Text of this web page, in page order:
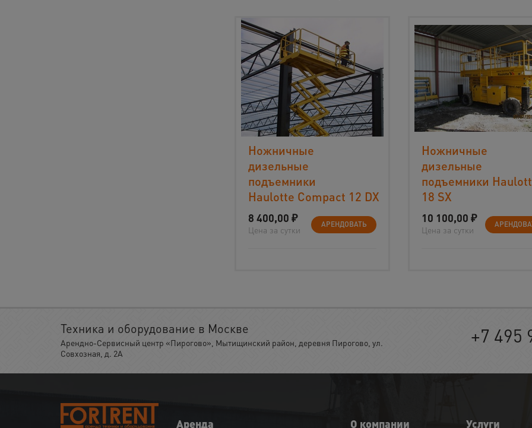
Ножничные
дизельные
подъемники
Haulotte Compact 12 DX
8 400,00 ₽
Цена за сутки
АРЕНДОВАТЬ
Ножничные
дизельные
подъемники
18 SX
10 100,00 ₽
Цена за сутки
Техника и оборудование в Москве
Арендно-Сервисный центр «Пирогово», Мытищинский район, деревня Пирогово, ул.
Совхозная, д. 2А
+7 495
Аренда О компании Услуги